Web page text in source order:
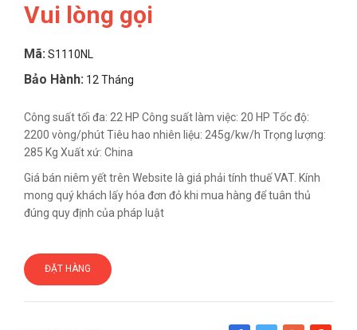
Vui lòng gọi
Mã: S1110NL
Bảo Hành: 12 Tháng
Công suất tối đa: 22 HP Công suất làm việc: 20 HP Tốc độ:
2200 vòng/phút Tiêu hao nhiên liệu: 245g/kw/h Trọng lượng:
285 Kg Xuất xứ: China
Giá bán niêm yết trên Website là giá phải tính thuế VAT. Kính
mong quý khách lấy hóa đơn đỏ khi mua hàng để tuân thủ
đúng quy định của pháp luật
ĐẶT HÀNG